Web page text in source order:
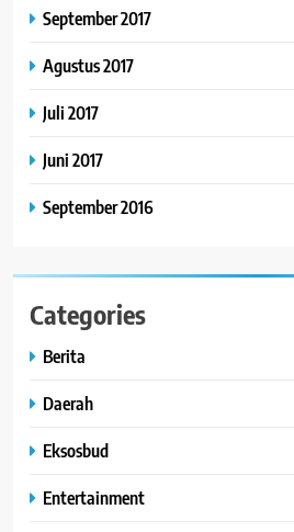
September 2017
Agustus 2017
Juli 2017
Juni 2017
September 2016
Categories
Berita
Daerah
Eksosbud
Entertainment